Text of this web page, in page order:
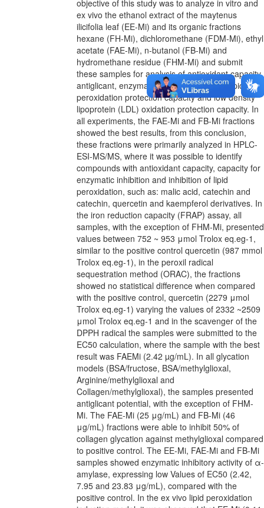
objective of this study was to analyze in vitro and
ex vivo the ethanol extract of the maytenus
ilicifolia leaf (EE-Mi) and its organic fractions
hexane (FH-Mi), dichloromethane (FDM-Mi), ethyl
acetate (FAE-Mi), n-butanol (FB-Mi) and
hydromethane residue (FHM-Mi) and submit
these samples for analysis of antioxidant capacity,
antiglicant, enzymatic inhibition capacity, lipid
peroxidation protection capacity and low density
lipoprotein (LDL) oxidation protection capacity. In
all experiments, the FAE-Mi and FB-Mi fractions
showed the best results, from this conclusion,
these fractions were primarily analyzed in HPLC-
ESI-MS/MS, where it was possible to identify
compounds with antioxidant capacity, capacity for
enzymatic inhibition and inhibition of lipid
peroxidation, such as: malic acid, catechin and
catechin, quercetin and kaempferol derivatives. In
the iron reduction capacity (FRAP) assay, all
samples, with the exception of FHM-Mi, presented
values between 752 ~ 953 μmol Trolox eq.eg-1,
similar to the positive control quercetin (987 mmol
Trolox eq.eg-1), in the peroxil radical
sequestration method (ORAC), the fractions
showed no statistical difference when compared
with the positive control, quercetin (2279 μmol
Trolox eq.eg-1) varying the values of 2332 ~2509
μmol Trolox eq.eg-1 and in the scavenger of the
DPPH radical the samples were submitted to the
EC50 calculation, where the sample with the best
result was FAEMi (2.42 µg/mL). In all glycation
models (BSA/fructose, BSA/methylglioxal,
Arginine/methylglioxal and
Collagen/methylglioxal), the samples presented
antiglicant potential, with the exception of FHM-
Mi. The FAE-Mi (25 μg/mL) and FB-Mi (46
μg/mL) fractions were able to inhibit 50% of
collagen glycation against methylglioxal compared
to positive control. The EE-Mi, FAE-Mi and FB-Mi
samples showed enzymatic inhibitory activity of α-
amylase, expressing low Values of EC50 (2.42,
7.95 and 23.83 μg/mL), compared with the
positive control. In the ex vivo lipid peroxidation